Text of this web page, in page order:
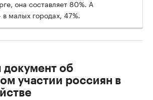
она составляет 80%. А
малых городах, 47%.
документ об
участии россиян в